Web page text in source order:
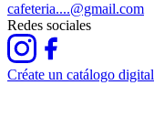
cafeteria....@gmail.com
Redes sociales
Créate un catálogo digital